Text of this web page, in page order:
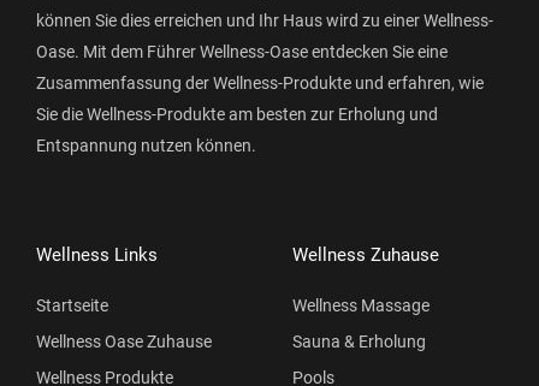
können Sie dies erreichen und Ihr Haus wird zu einer Wellness-
Oase. Mit dem Führer Wellness-Oase entdecken Sie eine
Zusammenfassung der Wellness-Produkte und erfahren, wie
Sie die Wellness-Produkte am besten zur Erholung und
Entspannung nutzen können.
Wellness Links
Startseite
Wellness Oase Zuhause
Wellness Produkte
Wellness Zuhause
Wellness Massage
Sauna & Erholung
Pools